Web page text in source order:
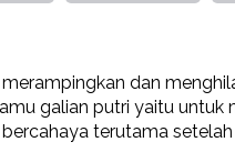
dan
galian putri yaitu untuk
terutama